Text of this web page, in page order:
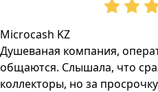
Microcash KZ
Душеваная компания,
общаются. Слышала, что
коллекторы, но за